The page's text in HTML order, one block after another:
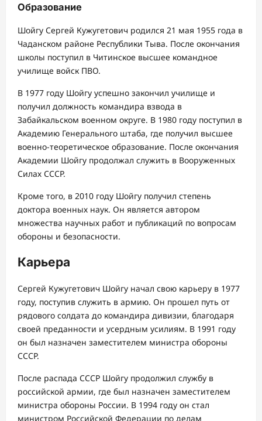
Образование
Шойгу Сергей Кужугетович родился 21 мая 1955 года в
Чаданском районе Республики Тыва. После окончания
школы поступил в Читинское высшее командное
училище войск ПВО.
В 1977 году Шойгу успешно закончил училище и
получил должность командира взвода в
Забайкальском военном округе. В 1980 году поступил в
Академию Генерального штаба, где получил высшее
военно-теоретическое образование. После окончания
Академии Шойгу продолжал служить в Вооруженных
Силах СССР.
Кроме того, в 2010 году Шойгу получил степень
доктора военных наук. Он является автором
множества научных работ и публикаций по вопросам
обороны и безопасности.
Карьера
Сергей Кужугетович Шойгу начал свою карьеру в 1977
году, поступив служить в армию. Он прошел путь от
рядового солдата до командира дивизии, благодаря
своей преданности и усердным усилиям. В 1991 году
он был назначен заместителем министра обороны
СССР.
После распада СССР Шойгу продолжил службу в
российской армии, где был назначен заместителем
министра обороны России. В 1994 году он стал
министром Российской Федерации по делам